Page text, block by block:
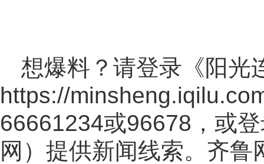
想爆料？请登录《阳光
https://
66661234或96678，或
网 ）提供新闻线索。齐鲁